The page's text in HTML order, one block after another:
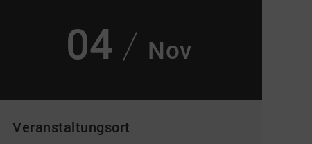
04 Nov
Veranstaltungsort